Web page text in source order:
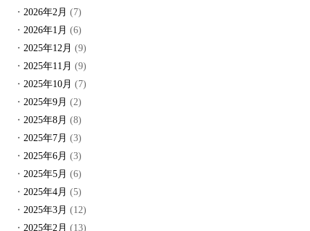
2026年2月 (7)
2026年1月 (6)
2025年12月 (9)
2025年11月 (9)
2025年10月 (7)
2025年9月 (2)
2025年8月 (8)
2025年7月 (3)
2025年6月 (3)
2025年5月 (6)
2025年4月 (5)
2025年3月 (12)
2025年2月 (13)